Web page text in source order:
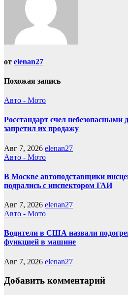
от elenan27
Похожая запись
Авто - Мото
Росстандарт счел небезопасными
запретил их продажу
Авг 7, 2026 elenan27
Авто - Мото
В Москве автоподставщики
подрались с инспектором ГАИ
Авг 7, 2026 elenan27
Авто - Мото
Водители в США назвали
функцией в машине
Авг 7, 2026 elenan27
Добавить комментарий